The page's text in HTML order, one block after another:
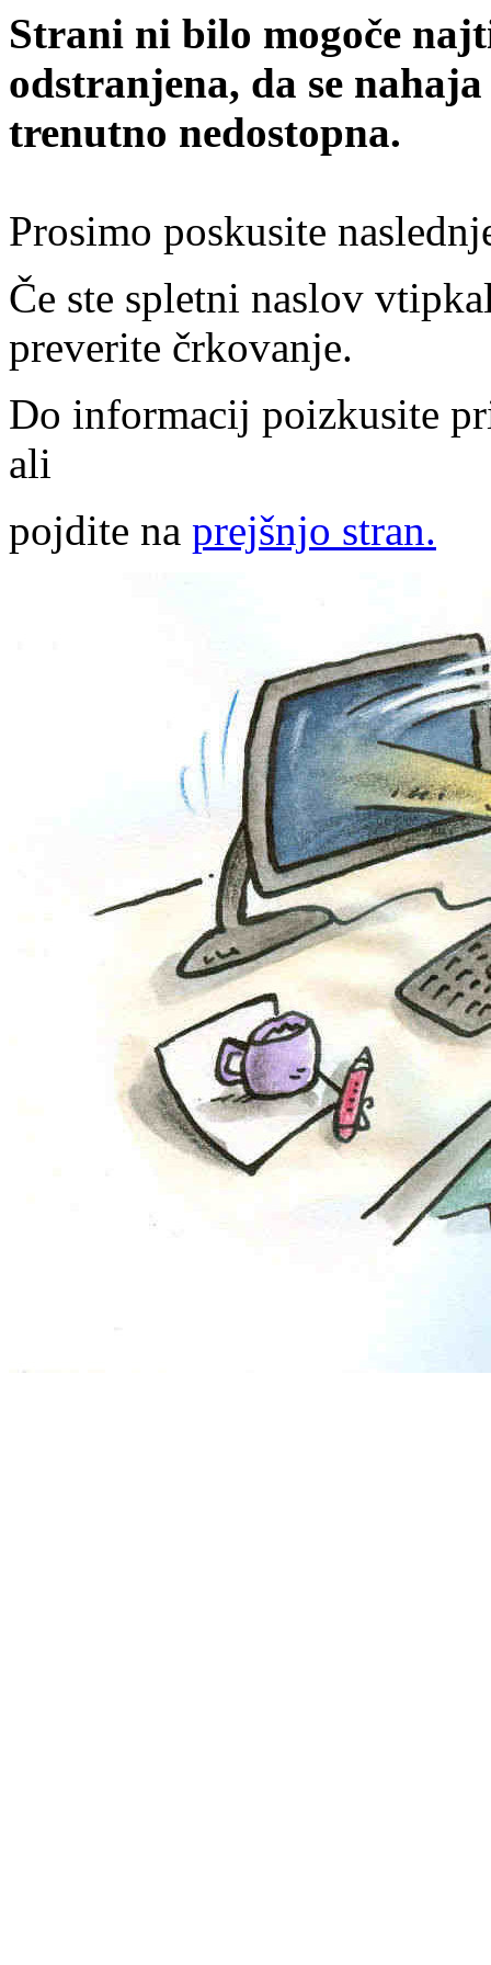
Strani ni bilo mogoče
odstranjena, da se
trenutno nedostopna.
Prosimo poskusite
Če ste spletni naslov
preverite črkovanje.
Do informacij poizkusite
ali
pojdite na prejšnjo stran.